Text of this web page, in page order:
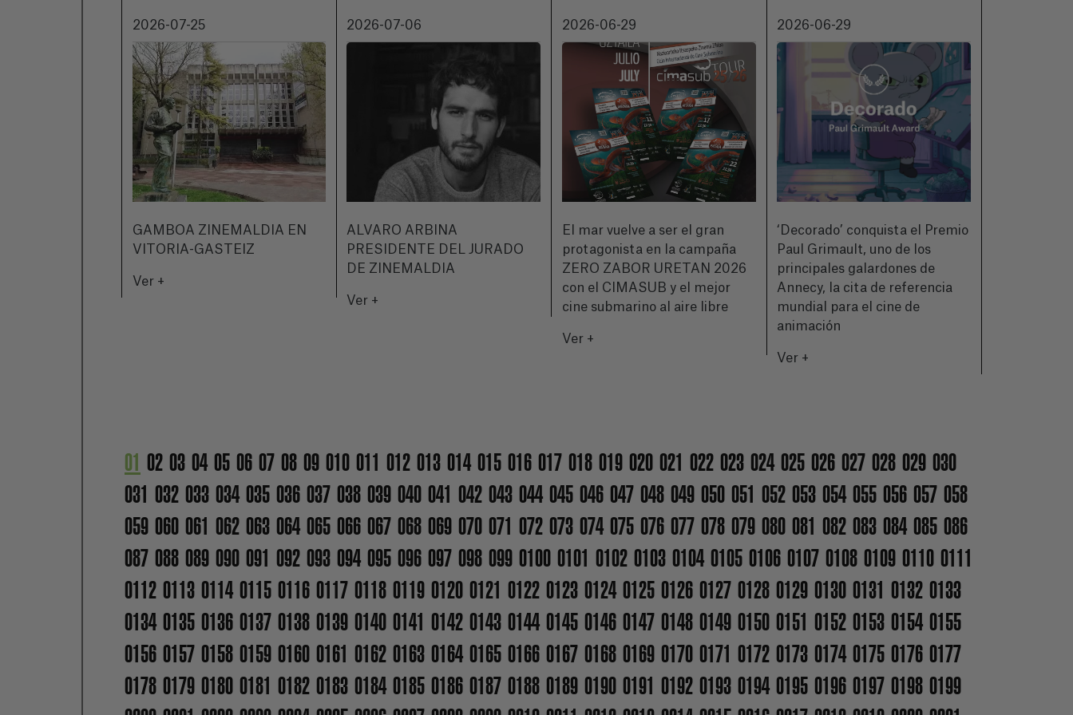
2026-07-25
GAMBOA ZINEMALDIA EN
VITORIA-GASTEIZ
Ver +
2026-07-06
ALVARO ARBINA
PRESIDENTE DEL JURADO
DE ZINEMALDIA
Ver +
2026-06-29
El mar vuelve a ser el gran
protagonista en la campaña
ZERO ZABOR URETAN 2026
con el CIMASUB y el mejor
cine submarino al aire libre
Ver +
2026-06-29
‘Decorado’ conquista el Premio
Paul Grimault, uno de los
principales galardones de
Annecy, la cita de referencia
mundial para el cine de
animación
Ver +
01 02 03 04 05 06 07 08 09 010 011 012 013 014 015 016 017 018 019 020 021 022 023 024 025 026 027 028 029 030
031 032 033 034 035 036 037 038 039 040 041 042 043 044 045 046 047 048 049 050 051 052 053 054 055 056 057 058
059 060 061 062 063 064 065 066 067 068 069 070 071 072 073 074 075 076 077 078 079 080 081 082 083 084 085 086
087 088 089 090 091 092 093 094 095 096 097 098 099 0100 0101 0102 0103 0104 0105 0106 0107 0108 0109 0110 0111
0112 0113 0114 0115 0116 0117 0118 0119 0120 0121 0122 0123 0124 0125 0126 0127 0128 0129 0130 0131 0132 0133
0134 0135 0136 0137 0138 0139 0140 0141 0142 0143 0144 0145 0146 0147 0148 0149 0150 0151 0152 0153 0154 0155
0156 0157 0158 0159 0160 0161 0162 0163 0164 0165 0166 0167 0168 0169 0170 0171 0172 0173 0174 0175 0176 0177
0178 0179 0180 0181 0182 0183 0184 0185 0186 0187 0188 0189 0190 0191 0192 0193 0194 0195 0196 0197 0198 0199